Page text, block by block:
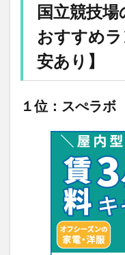
国立競技
おすすめ
安あり】
１位：スぺラ